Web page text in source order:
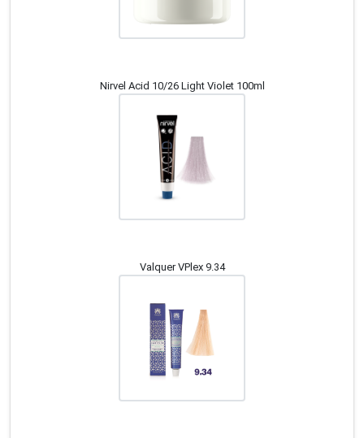
Nirvel Acid 10/26 Light Violet 100ml
Valquer VPlex 9.34